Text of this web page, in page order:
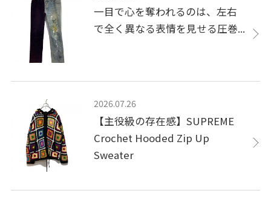
一目で心を奪われるのは、左右
で全く異なる表情を見せる圧巻...
2026.07.26
【主役級の存在感】SUPREME
Crochet Hooded Zip Up
Sweater